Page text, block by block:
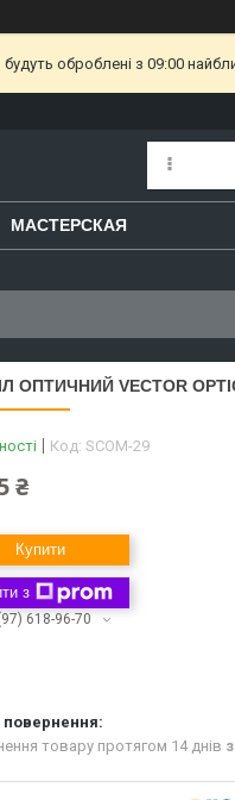
оброблені з 09:00
МАСТЕРСКАЯ
ОПТИЧНИЙ VECTOR
Код: SCOM-29
₴
Купити
з
618-96-70
товару протягом 14 днів